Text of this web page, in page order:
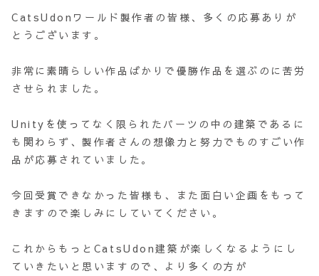
CatsUdonワールド製作者の皆様、多くの応募ありが
とうございます。
非常に素晴らしい作品ばかりで優勝作品を選ぶのに苦労
させられました。
Unityを使ってなく限られたパーツの中の建築であるに
も関わらず、製作者さんの想像力と努力でものすごい作
品が応募されていました。
今回受賞できなかった皆様も、また面白い企画をもって
きますので楽しみにしていてください。
これからもっとCatsUdon建築が楽しくなるようにし
ていきたいと思いますので、より多くの方が